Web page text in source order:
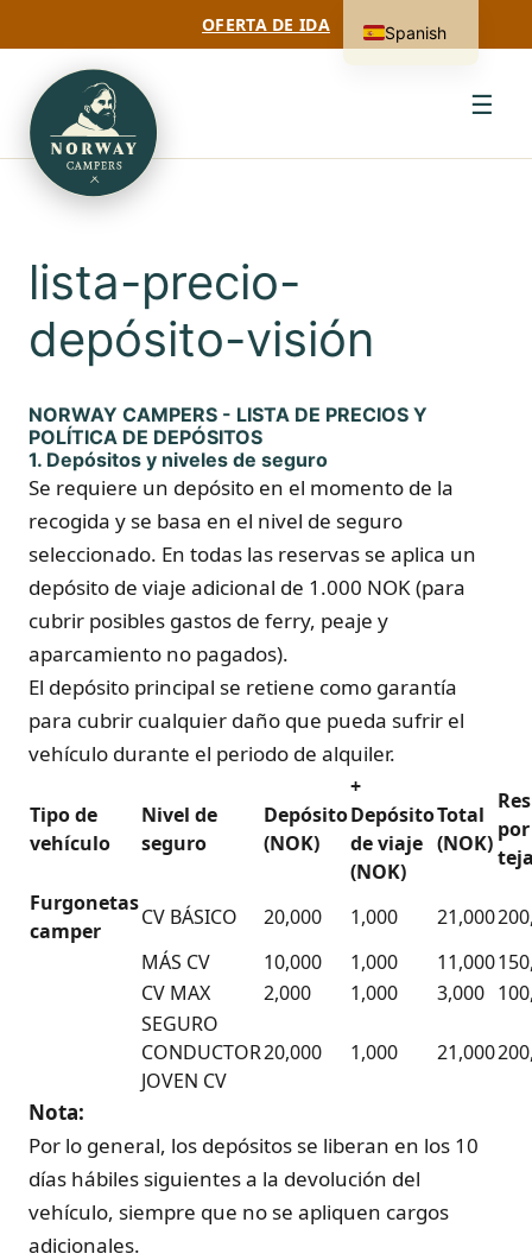
OFERTA DE IDA
☰
lista-precio-
depósito-visión
NORWAY CAMPERS - LISTA DE PRECIOS Y
POLÍTICA DE DEPÓSITOS
1. Depósitos y niveles de seguro
Se requiere un depósito en el momento de la
recogida y se basa en el nivel de seguro
seleccionado. En todas las reservas se aplica un
depósito de viaje adicional de 1.000 NOK (para
cubrir posibles gastos de ferry, peaje y
aparcamiento no pagados).
El depósito principal se retiene como garantía
para cubrir cualquier daño que pueda sufrir el
vehículo durante el periodo de alquiler.
Tipo de
vehículo
Nivel de
seguro
Depósito
(NOK)
+
Depósito
de viaje
(NOK)
Total
(NOK)
Furgonetas
camper
CV BÁSICO 20,000 1,000 21,000
MÁS CV
10,000 1,000 11,000
CV MAX
2,000 1,000 3,000
SEGURO
CONDUCTOR
JOVEN CV
20,000 1,000 21,000
Nota:
Por lo general, los depósitos se liberan en los 10
días hábiles siguientes a la devolución del
vehículo, siempre que no se apliquen cargos
adicionales.
Spanish